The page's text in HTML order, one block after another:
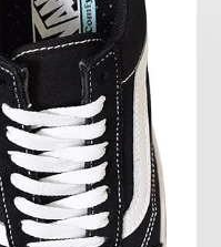
免責事項 お問い合わせ